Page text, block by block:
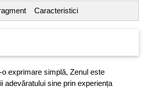
Caracteristici
exprimare simplă, Zenul este
adevăratului sine prin experiența